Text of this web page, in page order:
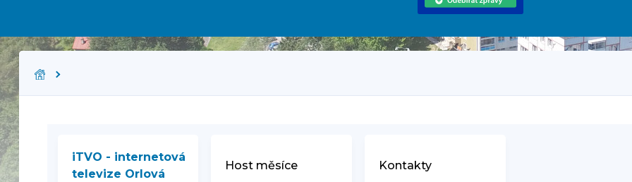
iTVO - internetová
televize Orlová
Host měsíce Kontakty